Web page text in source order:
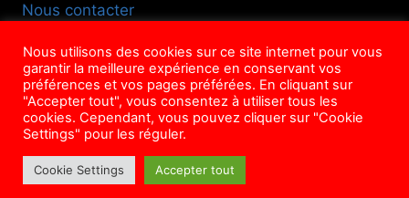
Nous contacter
CGU
NOUS SUIVRE
© Mag'ison, 2022-2026
Nous utilisons des cookies sur ce site internet pour vous
garantir la meilleure expérience en conservant vos
préférences et vos pages préférées. En cliquant sur
"Accepter tout", vous consentez à utiliser tous les
cookies. Cependant, vous pouvez cliquer sur "Cookie
Settings" pour les réguler.
Cookie Settings Accepter tout